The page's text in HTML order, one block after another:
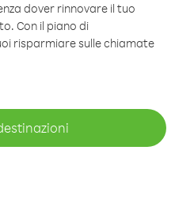
dover rinnovare il tuo
Con il piano di
risparmiare sulle chiamate